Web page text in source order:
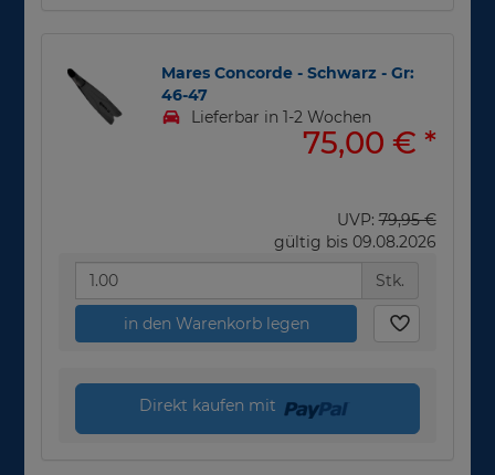
Mares Concorde - Schwarz - Gr:
46-47
Lieferbar in 1-2 Wochen
75,00 € *
UVP:79,95 €
gültig bis 09.08.2026
Stk.
in den Warenkorb legen
Direkt kaufen mit